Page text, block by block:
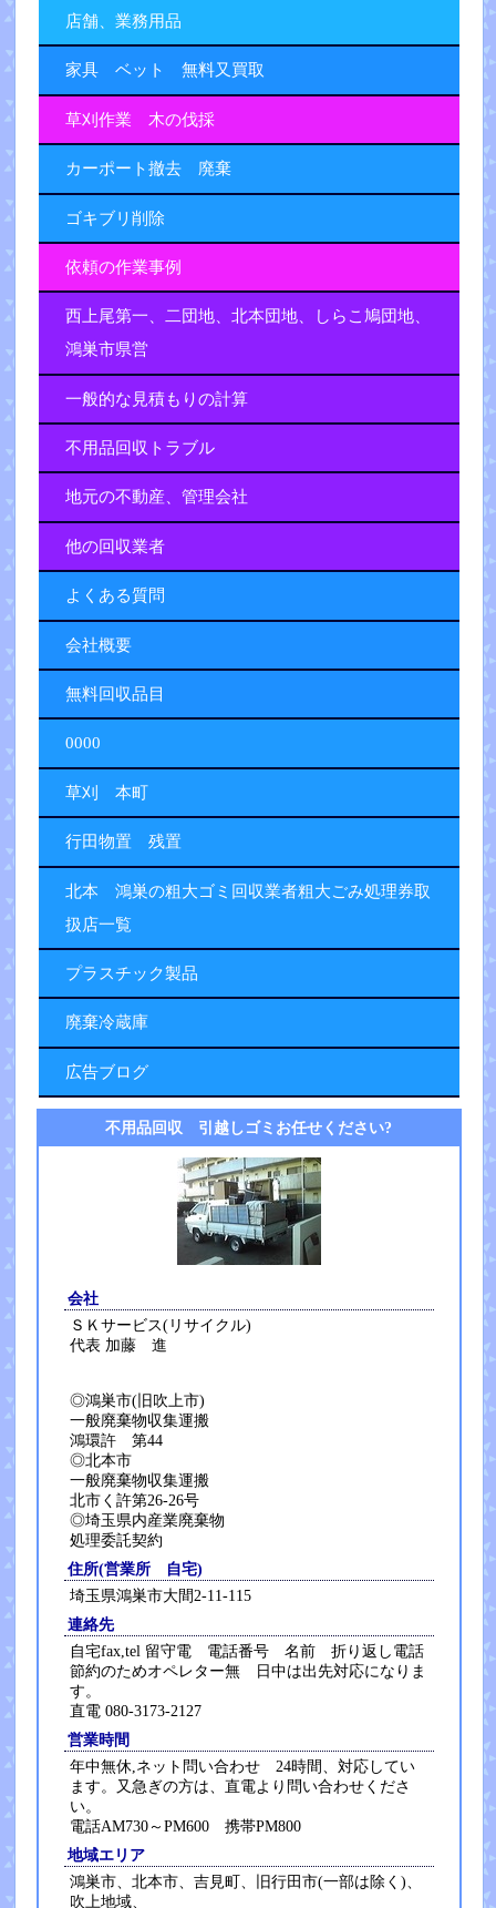
店舗、業務用品
家具 ベット 無料又買取
草刈作業 木の伐採
カーポート撤去 廃棄
ゴキブリ削除
依頼の作業事例
西上尾第一、二団地、北本団地、しらこ鳩団地、
鴻巣市県営
一般的な見積もりの計算
不用品回収トラブル
地元の不動産、管理会社
他の回収業者
よくある質問
会社概要
無料回収品目
0000
草刈 本町
行田物置 残置
北本 鴻巣の粗大ゴミ回収業者粗大ごみ処理券取
扱店一覧
プラスチック製品
廃棄冷蔵庫
広告ブログ
不用品回収 引越しゴミお任せください?
会社
ＳＫサービス(リサイクル)
代表 加藤 進
◎鴻巣市(旧吹上市)
一般廃棄物収集運搬
鴻環許 第44
◎北本市
一般廃棄物収集運搬
北市く許第26-26号
◎埼玉県内産業廃棄物
処理委託契約
住所(営業所 自宅)
埼玉県鴻巣市大間2-11-115
連絡先
自宅fax,tel 留守電 電話番号 名前 折り返し電話
節約のためオペレター無 日中は出先対応になりま
す。
直電 080-3173-2127
営業時間
年中無休,ネット問い合わせ 24時間、対応してい
ます。又急ぎの方は、直電より問い合わせくださ
い。
電話AM730～PM600 携帯PM800
地域エリア
鴻巣市、北本市、吉見町、旧行田市(一部は除く)、
吹上地域、